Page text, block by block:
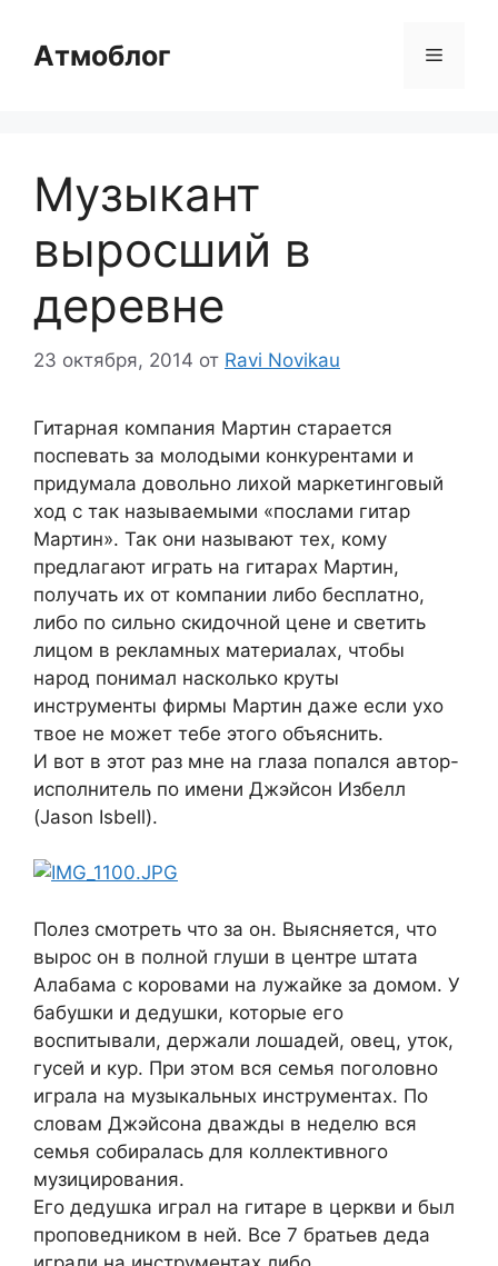
содержимому
Атмоблог Меню
Музыкант
выросший в
деревне
23 октября, 2014 от Ravi Novikau
Гитарная компания Мартин старается
поспевать за молодыми конкурентами и
придумала довольно лихой маркетинговый
ход с так называемыми «послами гитар
Мартин». Так они называют тех, кому
предлагают играть на гитарах Мартин,
получать их от компании либо бесплатно,
либо по сильно скидочной цене и светить
лицом в рекламных материалах, чтобы
народ понимал насколько круты
инструменты фирмы Мартин даже если ухо
твое не может тебе этого объяснить.
И вот в этот раз мне на глаза попался автор-
исполнитель по имени Джэйсон Избелл
(Jason Isbell).
Полез смотреть что за он. Выясняется, что
вырос он в полной глуши в центре штата
Алабама с коровами на лужайке за домом. У
бабушки и дедушки, которые его
воспитывали, держали лошадей, овец, уток,
гусей и кур. При этом вся семья поголовно
играла на музыкальных инструментах. По
словам Джэйсона дважды в неделю вся
семья собиралась для коллективного
музицирования.
Его дедушка играл на гитаре в церкви и был
проповедником в ней. Все 7 братьев деда